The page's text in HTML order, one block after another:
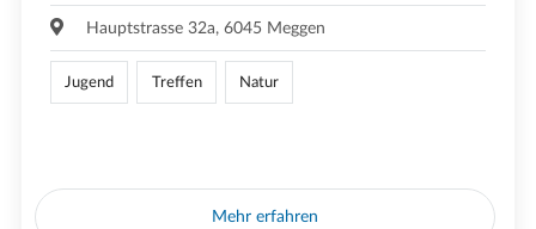
Hauptstrasse 32a, 6045 Meggen
Jugend Treffen Natur
Mehr erfahren